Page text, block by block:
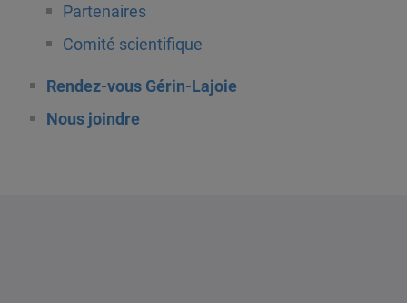
Partenaires
Comité scientifique
Rendez-vous Gérin-Lajoie
Nous joindre